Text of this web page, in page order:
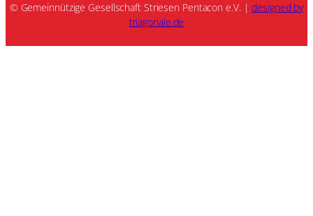
© Gemeinnützige Gesellschaft Striesen Pentacon e.V. |designed by
triagonale.de